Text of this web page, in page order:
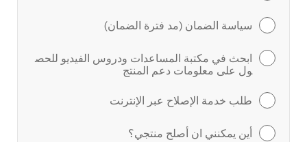
سياسة الضمان (مد فترة الضمان)
ابحث في مكتبة المساعدات ودروس الفيديو للحص
ول على معلومات دعم المنتج
طلب خدمة الإصلاح عبر الإنترنت
أين يمكنني ان أصلح منتجي؟